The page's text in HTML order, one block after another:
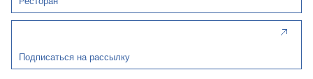
Подписаться на рассылку